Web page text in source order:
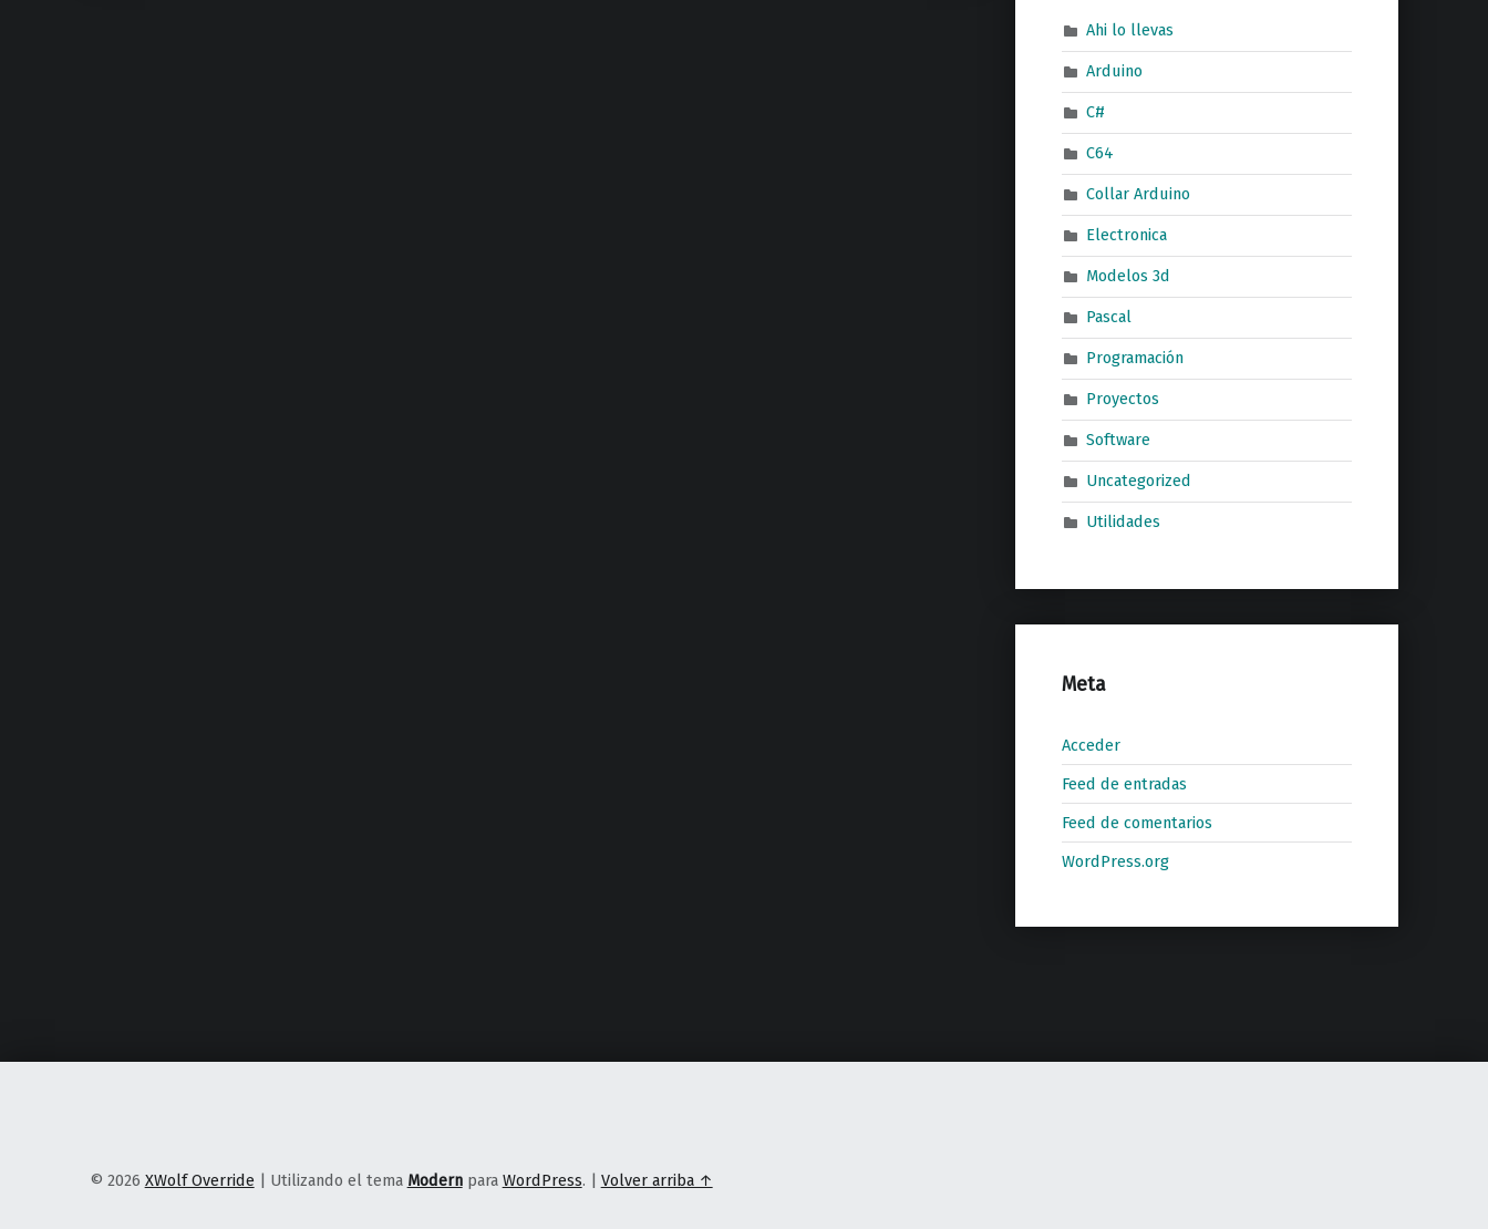
Ahi lo llevas
Arduino
C#
C64
Collar Arduino
Electronica
Modelos 3d
Pascal
Programación
Proyectos
Software
Uncategorized
Utilidades
Meta
Acceder
Feed de entradas
Feed de comentarios
WordPress.org
© 2026 XWolf Override | Utilizando el tema Modernpara WordPress. | Volver arriba ↑